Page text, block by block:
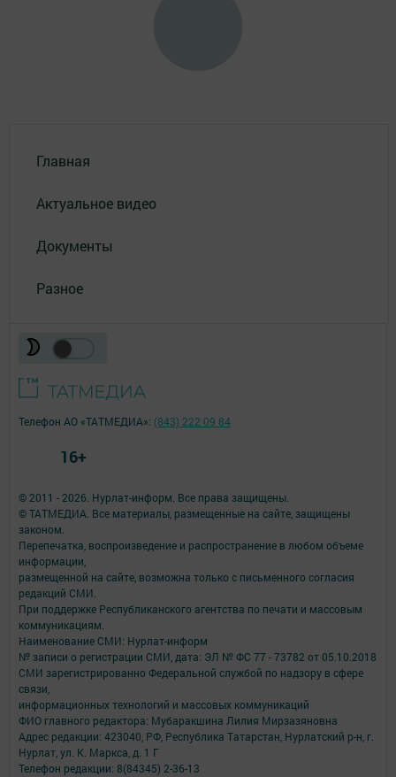
Главная
Актуальное видео
Документы
Разное
© 2011 - 2026. Нурлат-⁠информ. Все права защищены.
© ТАТМЕДИА. Все материалы, размещенные на сайте, защищены
законом.
Перепечатка, воспроизведение и распространение в любом объеме
информации,
размещенной на сайте, возможна только с письменного согласия
редакций СМИ.
При поддержке Республиканского агентства по печати и массовым
коммуникациям.
Наименование СМИ: Нурлат-⁠информ
№ записи о регистрации СМИ, дата: ЭЛ № ФС 77 -⁠ 73782 от 05.10.2018
СМИ зарегистрированно Федеральной службой по надзору в сфере
связи,
информационных технологий и массовых коммуникаций
ФИО главного редактора: Мубаракшина Лилия Мирзазяновна
Адрес редакции: 423040, РФ, Республика Татарстан, Нурлатский р-н, г.
Нурлат, ул. К. Маркса, д. 1 Г
Телефон редакции: 8(84345) 2-36-13
Телефон АО «ТАТМЕДИА»: (843) 222 09 84
16+